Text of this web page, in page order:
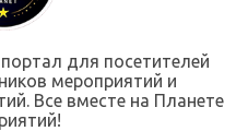
для посетителей
мероприятий и
Все вместе на Планете